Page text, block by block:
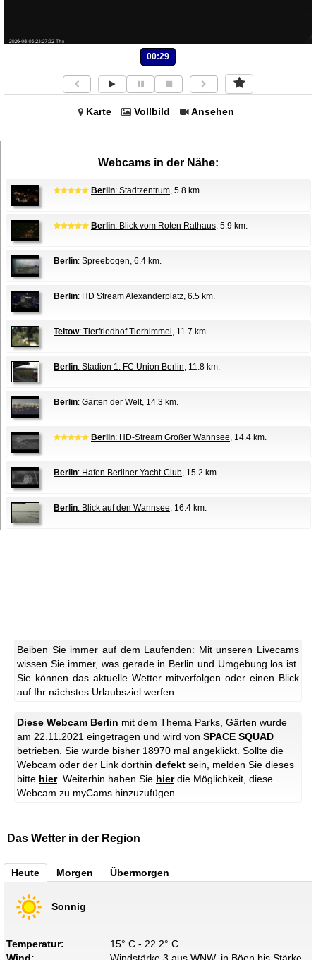
00:29
Karte Vollbild Ansehen
Webcams in der Nähe:
Berlin: Stadtzentrum, 5.8 km.
Berlin: Blick vom Roten Rathaus, 5.9 km.
Berlin: Spreebogen, 6.4 km.
Berlin: HD Stream Alexanderplatz, 6.5 km.
Teltow: Tierfriedhof Tierhimmel , 11.7 km.
Berlin: Stadion 1. FC Union Berlin, 11.8 km.
Berlin: Gärten der Welt, 14.3 km.
Berlin: HD-Stream Großer Wannsee, 14.4 km.
Berlin: Hafen Berliner Yacht-Club, 15.2 km.
Berlin: Blick auf den Wannsee, 16.4 km.
Beiben Sie immer auf dem Laufenden: Mit unseren Livecams
wissen Sie immer, was gerade in Berlin und Umgebung los ist.
Sie können das aktuelle Wetter mitverfolgen oder einen Blick
auf Ihr nächstes Urlaubsziel werfen.
Diese Webcam Berlin mit dem Thema Parks, Gärten wurde
am 22.11.2021 eingetragen und wird von SPACE SQUAD
betrieben. Sie wurde bisher 18970 mal angeklickt. Sollte die
Webcam oder der Link dorthin defekt sein, melden Sie dieses
bitte hier. Weiterhin haben Sie hierdie Möglichkeit, diese
Webcam zu myCams hinzuzufügen.
Das Wetter in der Region
Heute Morgen Übermorgen
Sonnig
Temperatur:
15° C - 22.2° C